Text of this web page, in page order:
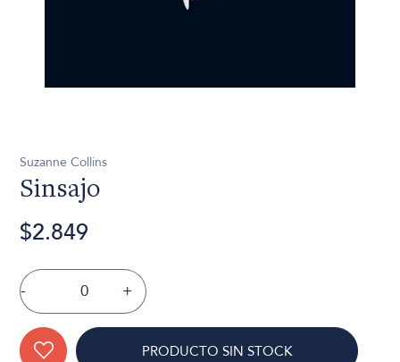
Suzanne Collins
Sinsajo
$2.849
- +
PRODUCTO SIN STOCK